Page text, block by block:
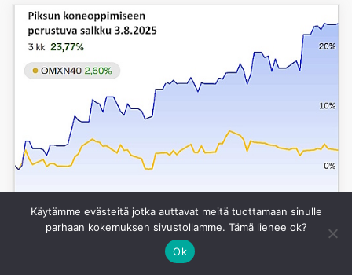
Käytämme evästeitä jotka auttavat meitä tuottamaan sinulle
parhaan kokemuksen sivustollamme. Tämä lienee ok?
Ok